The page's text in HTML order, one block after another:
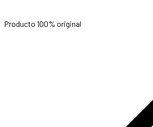
Producto 100% original